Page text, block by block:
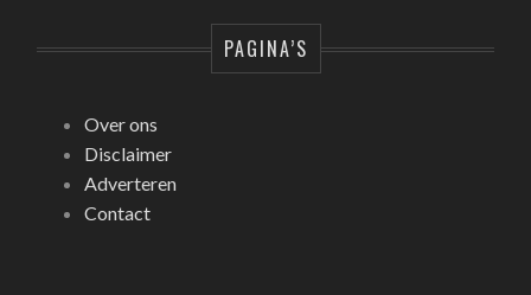
PAGINA’S
Over ons
Disclaimer
Adverteren
Contact